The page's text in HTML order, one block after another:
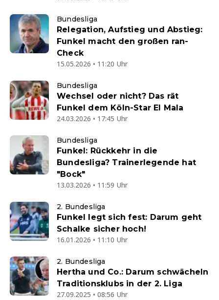
Bundesliga
Relegation, Aufstieg und Abstieg:
Funkel macht den großen ran-
Check
15.05.2026 • 11:20 Uhr
Bundesliga
Wechsel oder nicht? Das rät
Funkel dem Köln-Star El Mala
24.03.2026 • 17:45 Uhr
Bundesliga
Funkel: Rückkehr in die
Bundesliga? Trainerlegende hat
"Bock"
13.03.2026 • 11:59 Uhr
2. Bundesliga
Funkel legt sich fest: Darum geht
Schalke sicher hoch!
16.01.2026 • 11:10 Uhr
2. Bundesliga
Hertha und Co.: Darum schwächeln
Traditionsklubs in der 2. Liga
27.09.2025 • 08:56 Uhr